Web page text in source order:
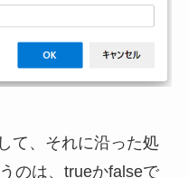
て、それに沿った処
のは、trueかfalseで